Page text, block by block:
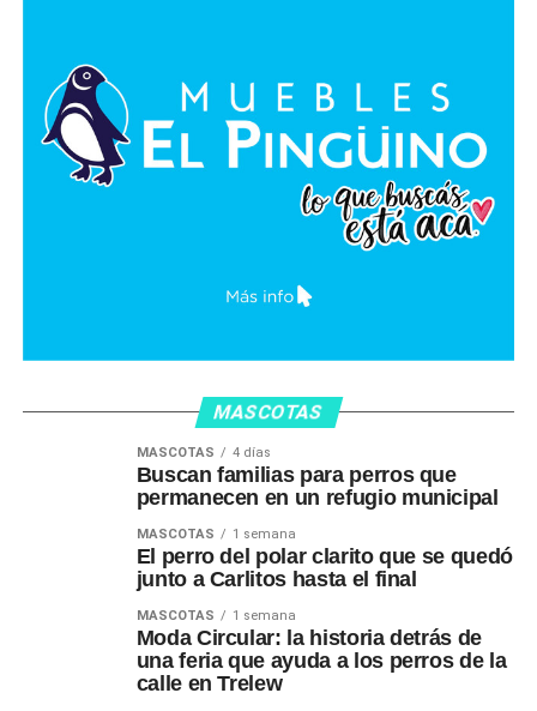
MASCOTAS
MASCOTAS 4 días
Buscan familias para perros que
permanecen en un refugio municipal
MASCOTAS 1 semana
El perro del polar clarito que se quedó
junto a Carlitos hasta el final
MASCOTAS 1 semana
Moda Circular: la historia detrás de
una feria que ayuda a los perros de la
calle en Trelew